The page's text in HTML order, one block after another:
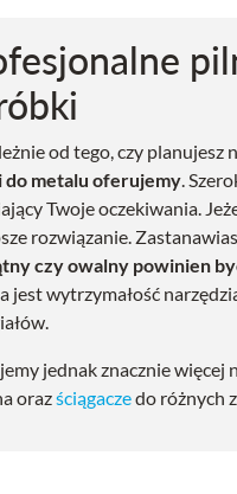
od tego, czy planujesz
do metalu oferujemy.
Twoje oczekiwania.
rozwiązanie.
czy owalny powinien
jest wytrzymałość
jednak znacznie więcej
orazściągaczedo różnych